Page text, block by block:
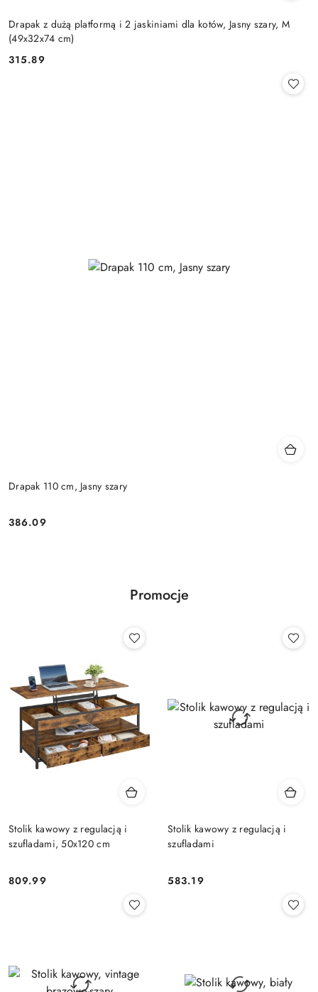
Drapak z dużą platformą i 2 jaskiniami dla kotów, Jasny szary, M
(49x32x74 cm)
Cena:
315.89
Drapak 110 cm, Jasny szary
Cena:
386.09
Promocje
Stolik kawowy z regulacją i
szufladami, 50x120 cm
Cena:
809.99
Stolik kawowy z regulacją i
szufladami
Cena:
583.19